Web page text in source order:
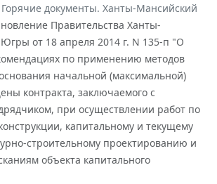
Горячие документы. Ханты-Мансийский
Правительства Ханты-
от 18 апреля 2014 г. N 135-п "О
по применению методов
начальной (максимальной)
контракта, заключаемого с
при осуществлении работ по
капитальному и текущему
строительному проектированию и
объекта капитального